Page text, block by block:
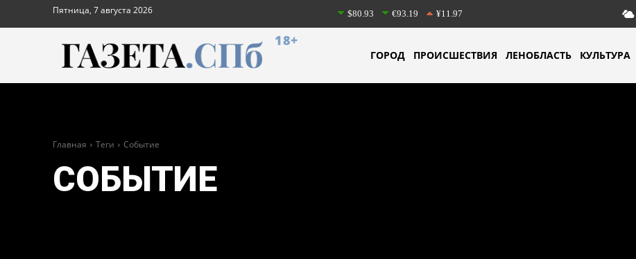
Пятница, 7 августа 2026 $80.93 €93.19 ¥11.97
18+
ГОРОД ПРОИСШЕСТВИЯ ЛЕНОБЛАСТЬ КУЛЬТУРА
Главная Теги Событие
СОБЫТИЕ